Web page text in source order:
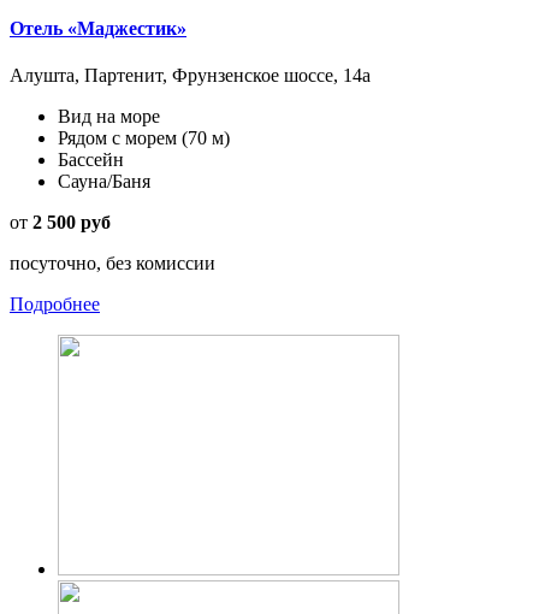
Отель «Маджестик»
Алушта, Партенит, Фрунзенское шоссе, 14а
Вид на море
Рядом с морем (70 м)
Бассейн
Сауна/Баня
от 2 500 руб
посуточно, без комиссии
Подробнее